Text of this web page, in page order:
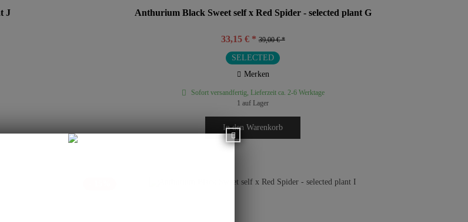
J Anthurium Black Sweet self x Red Spider - selected plant G
33,15 € * 39,00 € *
SELECTED
Merken
Sofort versandfertig, Lieferzeit ca. 2-6 Werktage
1 auf Lager
In den Warenkorb